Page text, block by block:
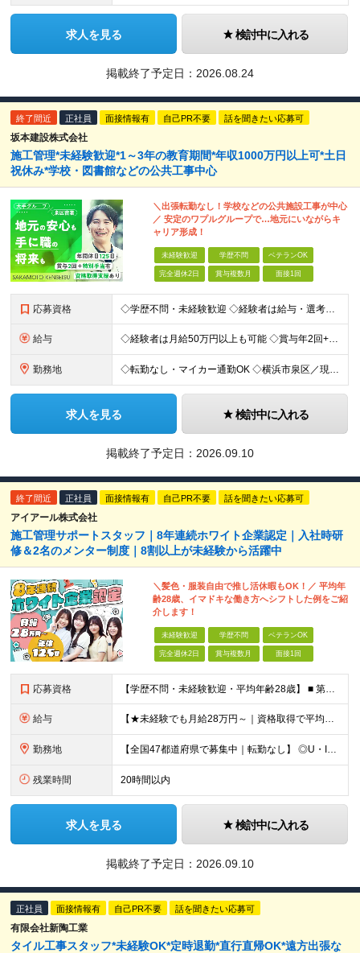
求人を見る 検討中に入れる
掲載終了予定日： 2026.08.24
終了間近 正社員 面接情報有 自己PR不要 話を聞きたい応募可
坂本建設株式会社
施工管理*未経験歓迎*1～3年の教育期間*年収1000万円以上可*土日
祝休み*学校・図書館などの公共工事中心
＼出張転勤なし！学校などの公共施設工事が中心
／ 安定のワプルグループで…地元にいながらキ
ャリア形成！
未経験歓迎 学歴不問 ベテランOK
完全週休2日 賞与複数月 面接1回
応募資格 ◇学歴不問・未経験歓迎 ◇経験者は給与・選考で優遇 ◇地元で末永く活躍したい方は大歓迎！ ＜歓迎する経験・資格＞ ・建築施工管理の実務経験をお持ちの方 ・建築施工管理技士（1級・2級）の資格をお持ち
給与 ◇経験者は月給50万円以上も可能 ◇賞与年2回+特別手当支給有 ◇年収1000万円以上の社員も在籍中 ＼未経験者の場合／ 月給25万円～35万円＋賞与年2回＋決算賞与 ＼豊かな経験をお持ちの場合／
勤務地 ◇転勤なし・マイカー通勤OK ◇横浜市泉区／現場は横浜市内・近隣エリアが中心 ◇U・Iターン歓迎 ■神奈川県横浜市泉区中田西3-27-38 └横浜市営地下鉄ブルーライン「立場駅」
求人を見る 検討中に入れる
掲載終了予定日： 2026.09.10
終了間近 正社員 面接情報有 自己PR不要 話を聞きたい応募可
アイアール株式会社
施工管理サポートスタッフ｜8年連続ホワイト企業認定｜入社時研
修＆2名のメンター制度｜8割以上が未経験から活躍中
＼髪色・服装自由で推し活休暇もOK！／ 平均年
齢28歳、イマドキな働き方へシフトした例をご紹
介します！
未経験歓迎 学歴不問 ベテランOK
完全週休2日 賞与複数月 面接1回
応募資格 【学歴不問・未経験歓迎・平均年齢28歳】 ■ 第二新卒歓迎 ■ フリーター・社会人未経験OK ＼「アイアールで人生ワンチャンつかんでほしい！」／ …こんな社長の想いから 経験よりも人柄を重視した採用
給与 【★未経験でも月給28万円～｜資格取得で平均年収636万円★】 ■ 月給28万円～80万円+賞与年2回＋各種手当 ※月給には、固定残業代（20時間分：3万8000円～／月）を含む ※20時間を超過
勤務地 【全国47都道府県で募集中｜転勤なし】 ◎U・Iターン歓迎！家具家電付き＆家賃ナシの社員寮を完備 ◎東京支店は2025年7月に移転したばかりの綺麗なオフィス 東京・横浜・大阪・名古屋・福岡など 全国
残業時間 20時間以内
求人を見る 検討中に入れる
掲載終了予定日： 2026.09.10
正社員 面接情報有 自己PR不要 話を聞きたい応募可
有限会社新陶工業
タイル工事スタッフ*未経験OK*定時退勤*直行直帰OK*遠方出張な